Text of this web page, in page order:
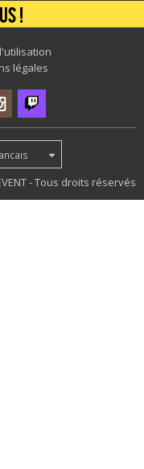
!
légales
- Tous droits réservés